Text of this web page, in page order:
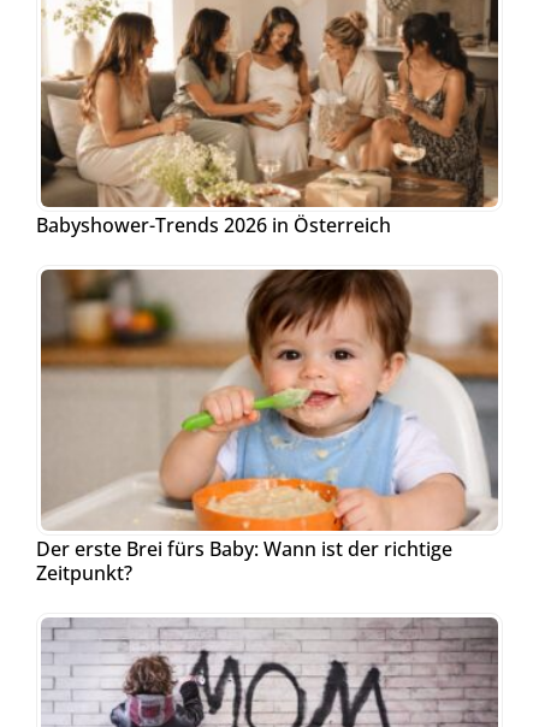
Babyshower-Trends 2026 in Österreich
Der erste Brei fürs Baby: Wann ist der richtige
Zeitpunkt?